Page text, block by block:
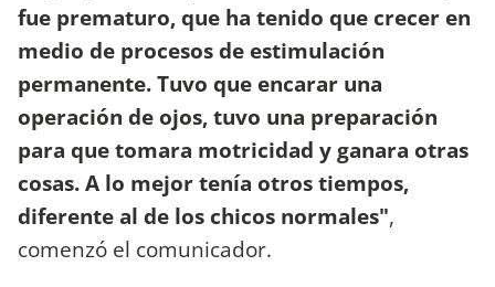
fue prematuro, que ha tenido que crecer en
medio de procesos de estimulación
permanente. Tuvo que encarar una
operación de ojos, tuvo una preparación
para que tomara motricidad y ganara otras
cosas. A lo mejor tenía otros tiempos,
diferente al de los chicos normales",
comenzó el comunicador.